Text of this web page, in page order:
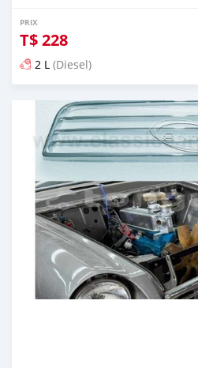
PRIX
T$228
2 L (Diesel)
Publié il y a 2 mois